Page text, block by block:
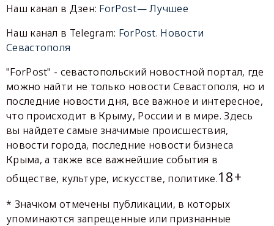
Наш канал в Дзен: ForPost— Лучшее
Наш канал в Telegram: ForPost. Новости
Севастополя
"ForPost" - севастопольский новостной портал, где
можно найти не только новости Севастополя, но и
последние новости дня, все важное и интересное,
что происходит в Крыму, России и в мире. Здесь
вы найдете самые значимые происшествия,
новости города, последние новости бизнеса
Крыма, а также все важнейшие события в
обществе, культуре, искусстве, политике.18+
* Значком отмечены публикации, в которых
упоминаются запрещенные или признанные